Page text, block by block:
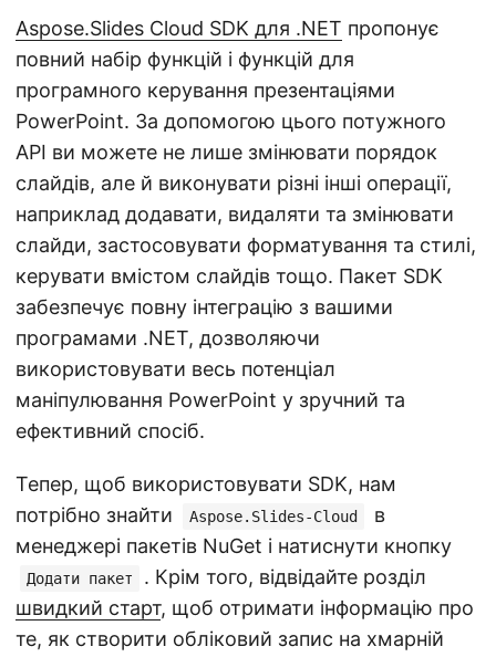
Aspose.Slides Cloud SDK для .NET пропонує
повний набір функцій і функцій для
програмного керування презентаціями
PowerPoint. За допомогою цього потужного
API ви можете не лише змінювати порядок
слайдів, але й виконувати різні інші операції,
наприклад додавати, видаляти та змінювати
слайди, застосовувати форматування та стилі,
керувати вмістом слайдів тощо. Пакет SDK
забезпечує повну інтеграцію з вашими
програмами .NET, дозволяючи
використовувати весь потенціал
маніпулювання PowerPoint у зручний та
ефективний спосіб.
Тепер, щоб використовувати SDK, нам
потрібно знайти
Aspose.Slides-Cloud
в
менеджері пакетів NuGet і натиснути кнопку
Додати пакет
. Крім того, відвідайте розділ
швидкий старт, щоб отримати інформацію про
те, як створити обліковий запис на хмарній